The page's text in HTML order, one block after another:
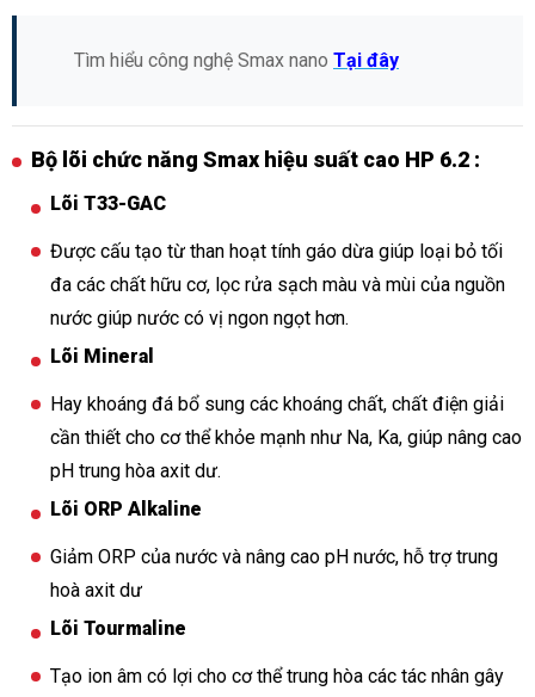
Tìm hiểu công nghệ Smax nano Tại đây
Bộ lõi chức năng Smax hiệu suất cao HP 6.2 :
Lõi T33-GAC
Được cấu tạo từ than hoạt tính gáo dừa giúp loại bỏ tối
đa các chất hữu cơ, lọc rửa sạch màu và mùi của nguồn
nước giúp nước có vị ngon ngọt hơn.
Lõi Mineral
Hay khoáng đá bổ sung các khoáng chất, chất điện giải
cần thiết cho cơ thể khỏe mạnh như Na, Ka, giúp nâng cao
pH trung hòa axit dư.
Lõi ORP Alkaline
Giảm ORP của nước và nâng cao pH nước, hỗ trợ trung
hoà axit dư
Lõi Tourmaline
Tạo ion âm có lợi cho cơ thể trung hòa các tác nhân gây